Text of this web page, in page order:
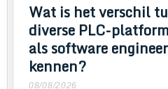
Wat is het verschil
diverse PLC-
als software
kennen?
08/08/2026